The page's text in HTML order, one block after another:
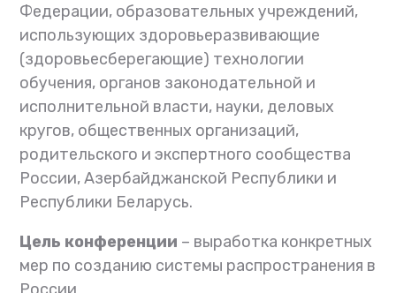
Федерации, образовательных учреждений,
использующих здоровьеразвивающие
(здоровьесберегающие) технологии
обучения, органов законодательной и
исполнительной власти, науки, деловых
кругов, общественных организаций,
родительского и экспертного сообщества
России, Азербайджанской Республики и
Республики Беларусь.
Цель конференции – выработка конкретных
мер по созданию системы распространения в
России